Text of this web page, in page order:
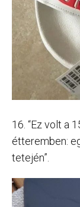
16. “Ez volt a
étteremben:
tetején”.